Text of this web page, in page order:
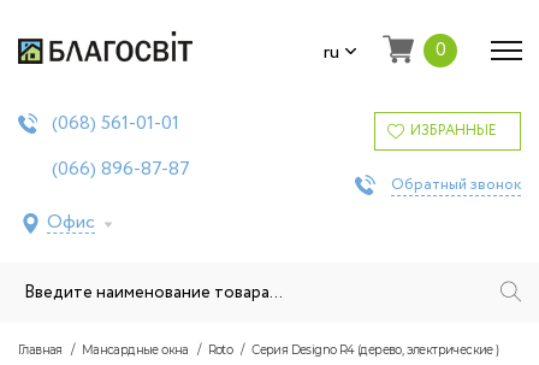
ru 0
(068) 561-01-01
(066) 896-87-87
Офис
ИЗБРАННЫЕ
Обратный звонок
Главная Мансардные окна Roto Серия Designo R4 (дерево, электрические )